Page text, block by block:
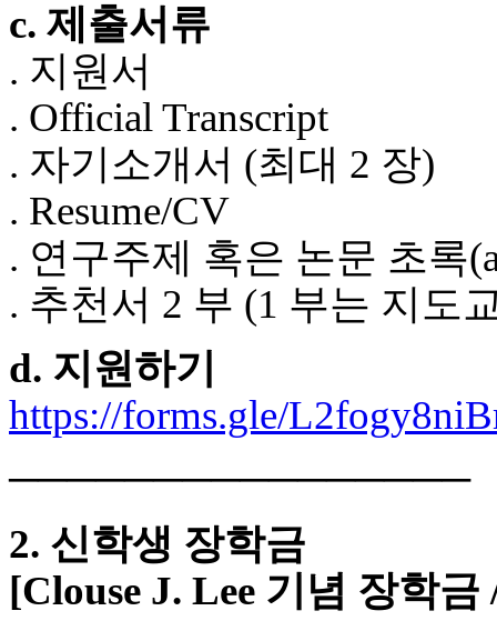
심
중
코
아
뉴
신
노
휴
이
트
무
료
남
시
알
리
c. 제출서류
. 지원서
. Official Transcript
. 자기소개서 (최대 2 장)
. Resume/CV
. 연구주제 혹은 논문 초록
. 추천서 2 부 (1 부는 지도
d. 지원하기
https://forms.gle/
────────────────
2. 신학생 장학금
[Clouse J. Lee 기념 장학